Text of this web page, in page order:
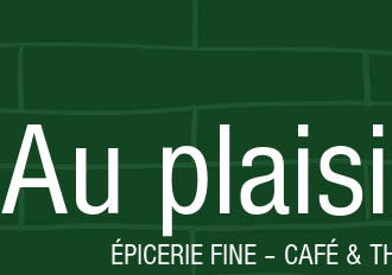
Au
ÉPICERIE FINE – CAFÉ &